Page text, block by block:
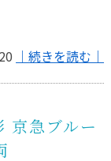
｜続きを読む｜
京急ブルー